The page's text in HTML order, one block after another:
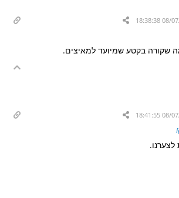
שקורה בקטע שמיועד למאיצים.